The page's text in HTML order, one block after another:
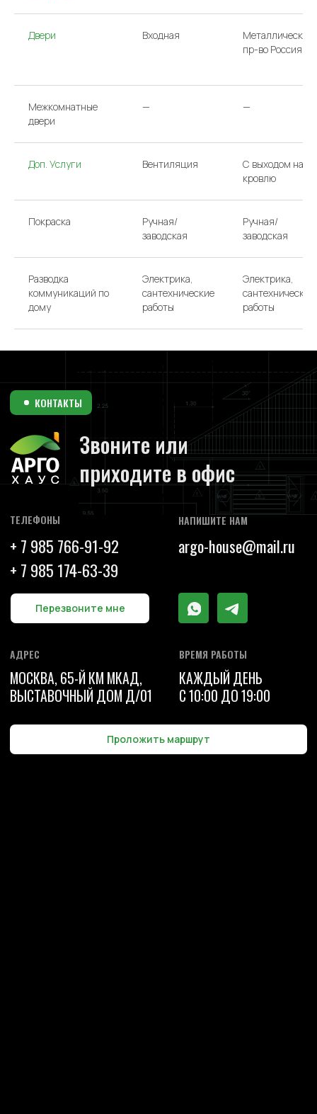
Двери Входная
Металлическая
пр-во Россия
Межкомнатные
двери
— —
Доп. Услуги Вентиляция
С выходом на
кровлю
Покраска
Ручная/
заводская
Ручная/
заводская
Разводка
коммуникаций по
дому
Электрика,
сантехнические
работы
Электрика,
сантехнические
работы
Политика конфиденциальности
ООО «АРГО»/